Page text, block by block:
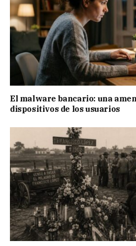
El malware bancario: una
dispositivos de los usuarios